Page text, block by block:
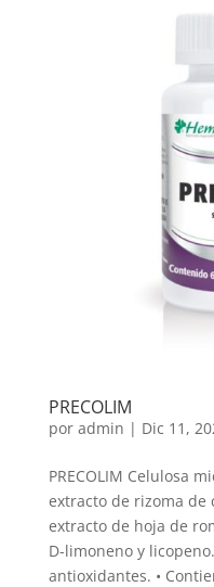
PRECOLIM
por admin | Dic 11,
PRECOLIM Celulosa
extracto de rizoma de
extracto de hoja de
D-limoneno y
antioxidantes. •